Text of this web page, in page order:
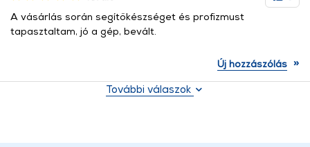
A vásárlás során segítőkészséget és profizmust
tapasztaltam, jó a gép, bevált.
Új hozzászólás »
További válaszok